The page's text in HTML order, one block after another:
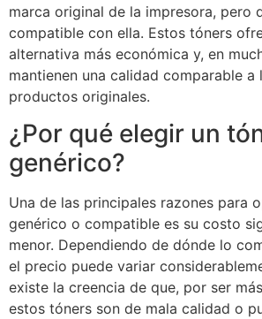
marca original de la impresora, pero
compatible con ella. Estos tóners
alternativa más económica y, en
mantienen una calidad comparable a
productos originales.
¿Por qué elegir un
genérico?
Una de las principales razones para
genérico o compatible es su costo
menor. Dependiendo de dónde lo
el precio puede variar
existe la creencia de que, por ser
estos tóners son de mala calidad o